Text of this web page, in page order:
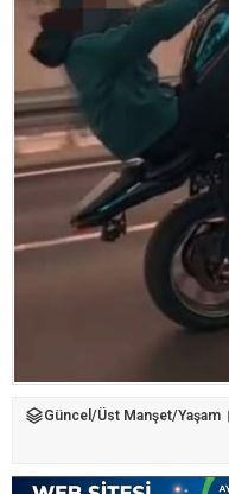
Güncel /Üst Manşet/Yaşam